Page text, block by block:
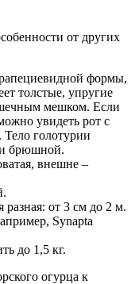
от других
формы,
толстые, упругие
мешком. Если
увидеть рот с
Тело голотурии
и брюшной.
внешне –
разная: от 3 см до 2 м.
Synapta
до 1,5 кг.
огурца к